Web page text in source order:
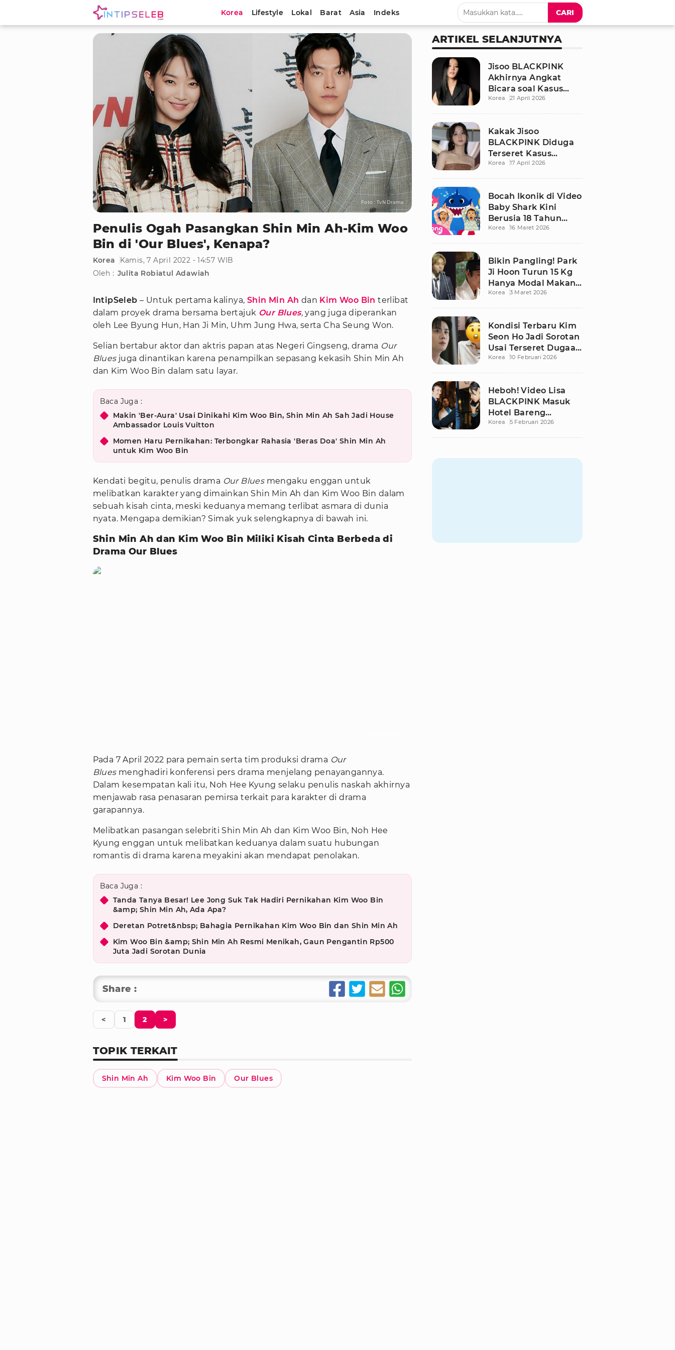
Korea Lifestyle Lokal Barat Asia Indeks CARI
Foto : TvN Drama
Penulis Ogah Pasangkan Shin Min Ah-Kim Woo
Bin di 'Our Blues', Kenapa?
Korea
Kamis, 7 April 2022 - 14:57 WIB
Oleh : Julita Robiatul Adawiah
IntipSeleb – Untuk pertama kalinya, Shin Min Ah dan Kim Woo Bin terlibat
dalam proyek drama bersama bertajuk Our Blues,yang juga diperankan
oleh Lee Byung Hun, Han Ji Min, Uhm Jung Hwa, serta Cha Seung Won.
Selian bertabur aktor dan aktris papan atas Negeri Gingseng, drama Our
Bluesjuga dinantikan karena penampilkan sepasang kekasih Shin Min Ah
dan Kim Woo Bin dalam satu layar.
Baca Juga :
Makin 'Ber-Aura' Usai Dinikahi Kim Woo Bin, Shin Min Ah Sah Jadi House
Ambassador Louis Vuitton
Momen Haru Pernikahan: Terbongkar Rahasia 'Beras Doa' Shin Min Ah
untuk Kim Woo Bin
Kendati begitu, penulis drama Our Blues mengaku enggan untuk
melibatkan karakter yang dimainkan Shin Min Ah dan Kim Woo Bin dalam
sebuah kisah cinta, meski keduanya memang terlibat asmara di dunia
nyata. Mengapa demikian? Simak yuk selengkapnya di bawah ini.
Shin Min Ah dan Kim Woo Bin Miliki Kisah Cinta Berbeda di
Drama Our Blues
Pada 7 April 2022 para pemain serta tim produksi drama Our
Bluesmenghadiri konferensi pers drama menjelang penayangannya.
Dalam kesempatan kali itu, Noh Hee Kyung selaku penulis naskah akhirnya
menjawab rasa penasaran pemirsa terkait para karakter di drama
garapannya.
Melibatkan pasangan selebriti Shin Min Ah dan Kim Woo Bin, Noh Hee
Kyung enggan untuk melibatkan keduanya dalam suatu hubungan
romantis di drama karena meyakini akan mendapat penolakan.
Baca Juga :
Tanda Tanya Besar! Lee Jong Suk Tak Hadiri Pernikahan Kim Woo Bin
&amp; Shin Min Ah, Ada Apa?
Deretan Potret&nbsp; Bahagia Pernikahan Kim Woo Bin dan Shin Min Ah
Kim Woo Bin &amp; Shin Min Ah Resmi Menikah, Gaun Pengantin Rp500
Juta Jadi Sorotan Dunia
Share :
< 1 2 >
TOPIK TERKAIT
Shin Min Ah Kim Woo Bin Our Blues
ARTIKEL SELANJUTNYA
Jisoo BLACKPINK
Akhirnya Angkat
Bicara soal Kasus
Dugaan Pelecehan
Korea 21 April 2026
Kakak Jisoo
BLACKPINK Diduga
Terseret Kasus
Pelecehan Seksual,
Korea 17 April 2026
Bocah Ikonik di Video
Baby Shark Kini
Berusia 18 Tahun
Bikin Publik
Korea 16 Maret 2026
Bikin Pangling! Park
Ji Hoon Turun 15 Kg
Hanya Modal Makan
Apel, Visual
Korea 3 Maret 2026
Kondisi Terbaru Kim
Seon Ho Jadi Sorotan
Usai Terseret Dugaan
Penggelapan Pajak
Korea 10 Februari 2026
Heboh! Video Lisa
BLACKPINK Masuk
Hotel Bareng
Frederic Arnault Picu
Korea 5 Februari 2026